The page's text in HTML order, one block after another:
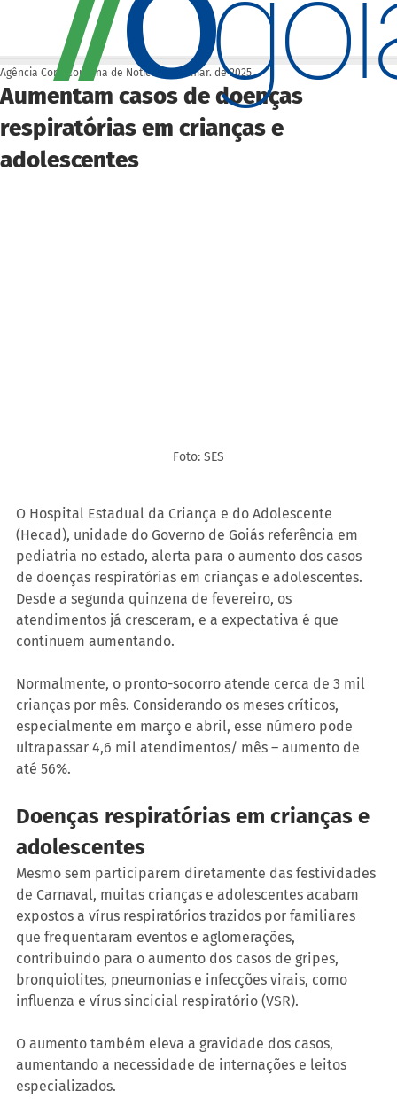
Aumentam casos de doenças
respiratórias em crianças e
adolescentes
Agência Cora Coralina de Notícias 5 de mar. de 2025
Foto: SES
O Hospital Estadual da Criança e do Adolescente
(Hecad), unidade do Governo de Goiás referência em
pediatria no estado, alerta para o aumento dos casos
de doenças respiratórias em crianças e adolescentes.
Desde a segunda quinzena de fevereiro, os
atendimentos já cresceram, e a expectativa é que
continuem aumentando.
Normalmente, o pronto-socorro atende cerca de 3 mil
crianças por mês. Considerando os meses críticos,
especialmente em março e abril, esse número pode
ultrapassar 4,6 mil atendimentos/ mês – aumento de
até 56%.
Doenças respiratórias em crianças e
adolescentes
Mesmo sem participarem diretamente das festividades
de Carnaval, muitas crianças e adolescentes acabam
expostos a vírus respiratórios trazidos por familiares
que frequentaram eventos e aglomerações,
contribuindo para o aumento dos casos de gripes,
bronquiolites, pneumonias e infecções virais, como
influenza e vírus sincicial respiratório (VSR).
O aumento também eleva a gravidade dos casos,
aumentando a necessidade de internações e leitos
especializados.